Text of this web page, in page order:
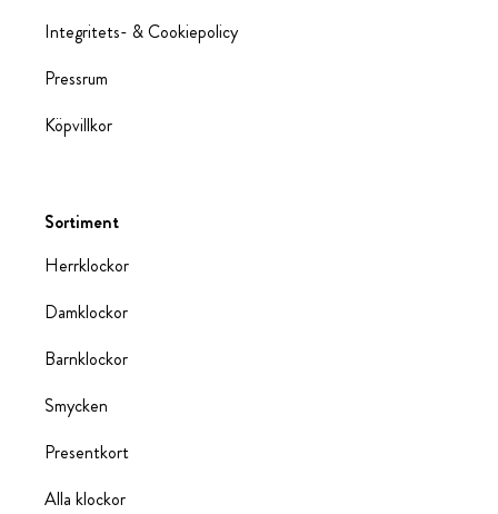
Integritets- & Cookiepolicy
Pressrum
Köpvillkor
Sortiment
Herrklockor
Damklockor
Barnklockor
Smycken
Presentkort
Alla klockor